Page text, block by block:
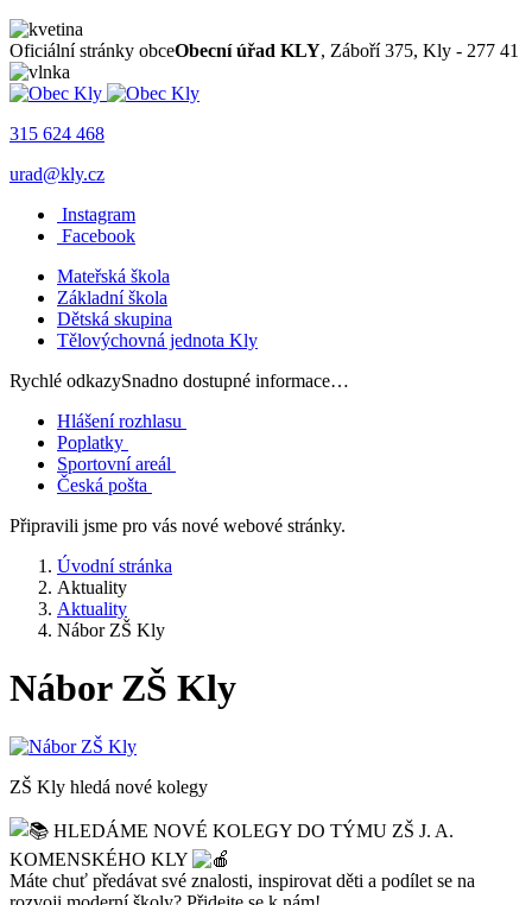
Oficiální stránky obceObecní úřad KLY, Záboří 375, Kly - 277 41
315 624 468
urad@kly.cz
Instagram
Facebook
Mateřská škola
Základní škola
Dětská skupina
Tělovýchovná jednota Kly
Rychlé odkazySnadno dostupné informace…
Hlášení rozhlasu
Poplatky
Sportovní areál
Česká pošta
Připravili jsme pro vás nové webové stránky.
Úvodní stránka
Aktuality
Aktuality
Nábor ZŠ Kly
Nábor ZŠ Kly
ZŠ Kly hledá nové kolegy
HLEDÁME NOVÉ KOLEGY DO TÝMU ZŠ J. A.
KOMENSKÉHO KLY
Máte chuť předávat své znalosti, inspirovat děti a podílet se na